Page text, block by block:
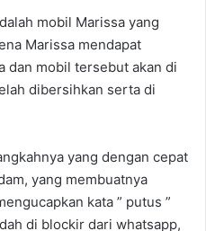
mobil Marissa yang
Marissa mendapat
dan mobil tersebut akan di
dibersihkan serta di
yang dengan cepat
yang membuatnya
kata ” putus ”
di blockir dari whatsapp,